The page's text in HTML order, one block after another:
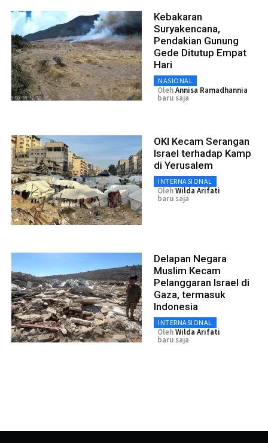
Kebakaran
Suryakencana,
Pendakian Gunung
Gede Ditutup Empat
Hari
NASIONAL
OlehAnnisa Ramadhannia
baru saja
OKI Kecam Serangan
Israel terhadap Kamp
di Yerusalem
INTERNASIONAL
OlehWilda Arifati
baru saja
Delapan Negara
Muslim Kecam
Pelanggaran Israel di
Gaza, termasuk
Indonesia
INTERNASIONAL
OlehWilda Arifati
baru saja